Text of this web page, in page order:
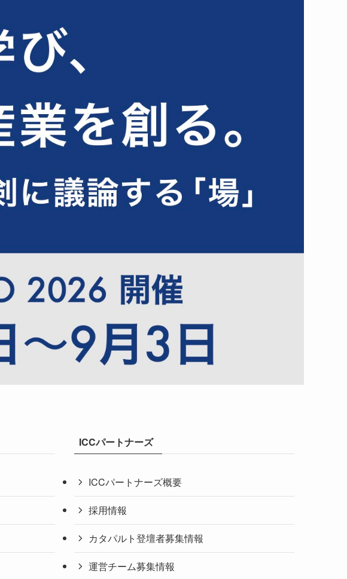
ICCパートナーズ
ICCパートナーズ概要
採用情報
カタパルト登壇者募集情報
運営チーム募集情報